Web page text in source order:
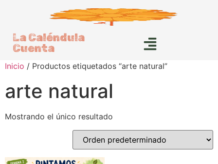
La Caléndula
Cuenta
Inicio / Productos etiquetados “arte natural”
arte natural
Mostrando el único resultado